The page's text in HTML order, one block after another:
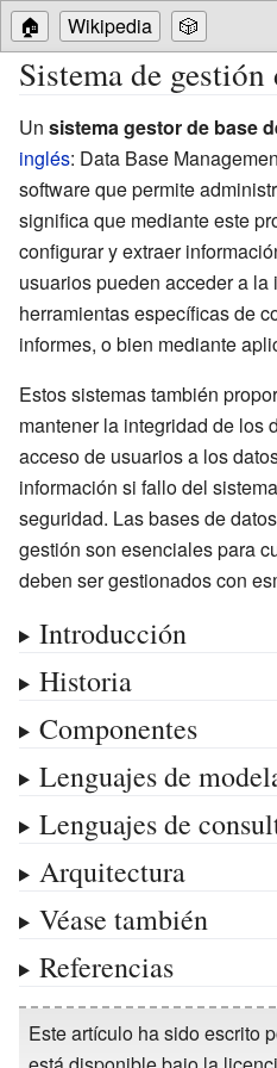
🏠 Wikipedia 🎲
Sistema de gestión
Un sistema gestor de base
inglés: Data Base
software que permite
significa que mediante este
configurar y extraer
usuarios pueden acceder a
herramientas específicas de
informes, o bien mediante
Estos sistemas también
mantener la integridad de los
acceso de usuarios a los
información si fallo del
seguridad. Las bases de
gestión son esenciales para
deben ser gestionados con
Introducción
Historia
Componentes
Lenguajes de
Lenguajes de
Arquitectura
Véase también
Referencias
Este artículo ha sido escrito